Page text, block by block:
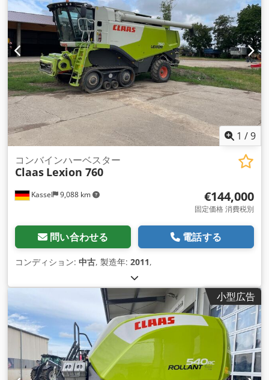
1 /9
Kassel 9,088 km
コンバインハーベスター
Claas Lexion 760
€144,000
固定価格 消費税別
問い合わせる 電話する
コンディション: 中古, 製造年: 2011,
小型広告